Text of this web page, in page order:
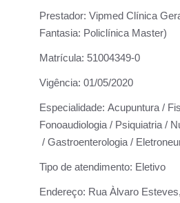
Prestador: Vipmed Clínica
Fantasia: Policlínica Master)
Matrícula: 51004349-0
Vigência: 01/05/2020
Especialidade: Acupuntura /
Fonoaudiologia / Psiquiatria /
/ Gastroenterologia /
Tipo de atendimento: Eletivo
Endereço: Rua Àlvaro